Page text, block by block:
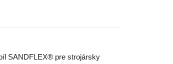
SANDFLEX® pre strojársky